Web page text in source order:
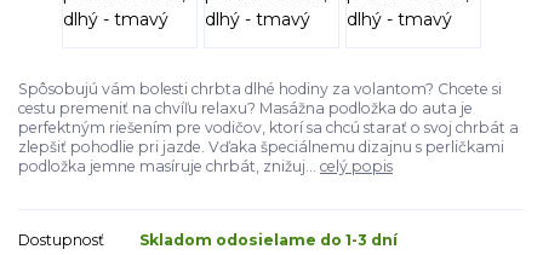
Spôsobujú vám bolesti chrbta dlhé hodiny za volantom? Chcete si
cestu premeniť na chvíľu relaxu? Masážna podložka do auta je
perfektným riešením pre vodičov, ktorí sa chcú starať o svoj chrbát a
zlepšiť pohodlie pri jazde. Vďaka špeciálnemu dizajnu s perličkami
podložka jemne masíruje chrbát, znižuj... celý popis
Dostupnosť Skladom odosielame do 1-3 dní